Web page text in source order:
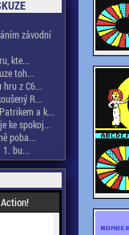
závodní
kte...
toh...
z C6...
R...
a k...
ke spokoj...
poba...
1. bu...